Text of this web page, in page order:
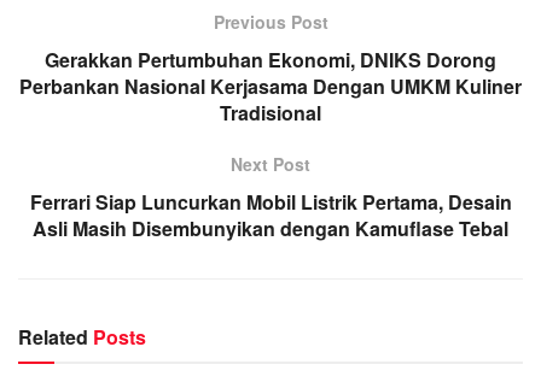
Previous Post
Gerakkan Pertumbuhan Ekonomi, DNIKS Dorong
Perbankan Nasional Kerjasama Dengan UMKM Kuliner
Tradisional
Next Post
Ferrari Siap Luncurkan Mobil Listrik Pertama, Desain
Asli Masih Disembunyikan dengan Kamuflase Tebal
Related Posts